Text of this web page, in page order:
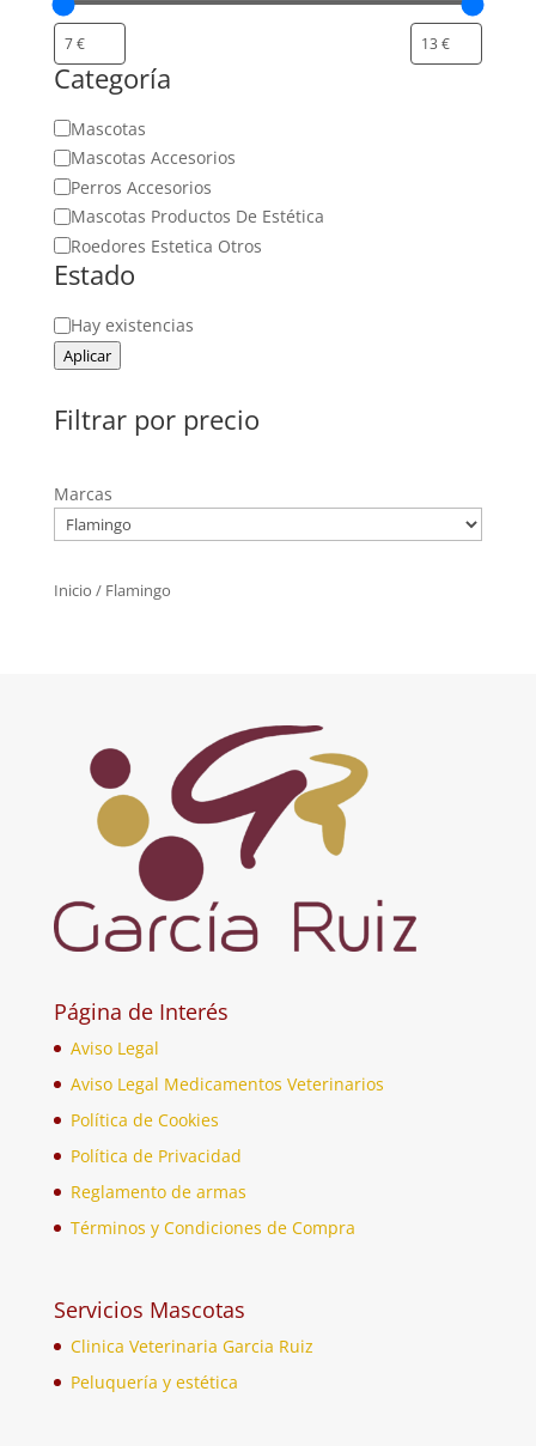
Categoría
Categoría
Mascotas
Mascotas Accesorios
Perros Accesorios
Mascotas Productos De Estética
Roedores Estetica Otros
Estado
Estado
Hay existencias
Aplicar
Filtrar por precio
Marcas
Inicio / Flamingo
Página de Interés
Aviso Legal
Aviso Legal Medicamentos Veterinarios
Política de Cookies
Política de Privacidad
Reglamento de armas
Términos y Condiciones de Compra
Servicios Mascotas
Clinica Veterinaria Garcia Ruiz
Peluquería y estética